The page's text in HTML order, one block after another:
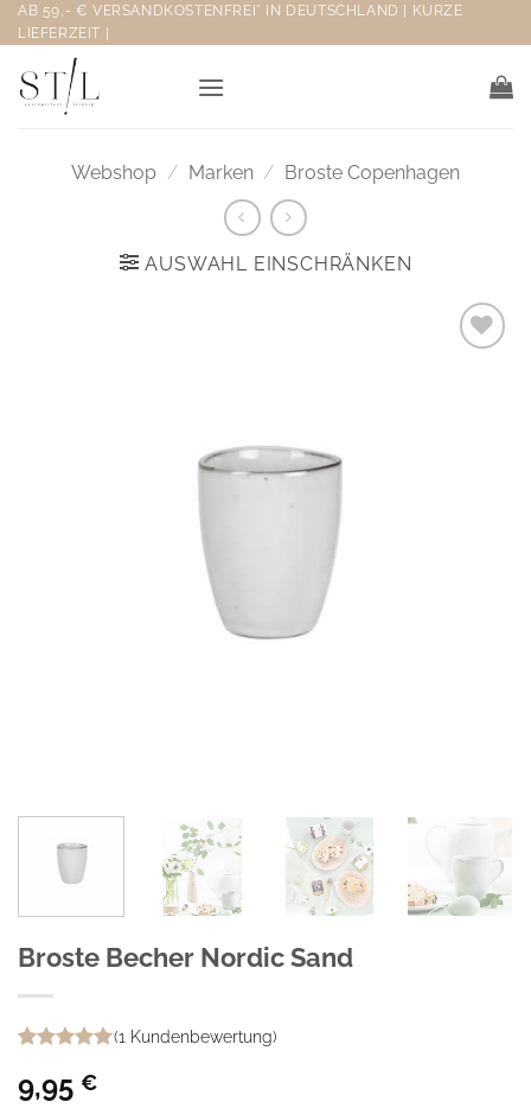
Zum
Inhalt
springen
AB 59,- € VERSANDKOSTENFREI* IN DEUTSCHLAND | KURZE
LIEFERZEIT |
Webshop / Marken / Broste Copenhagen
AUSWAHL EINSCHRÄNKEN
Broste Becher Nordic Sand
mit5von
5, basierend
(1 Kundenbewertung)
9,95 €